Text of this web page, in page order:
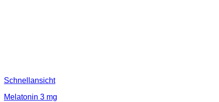
Schnellansicht
Melatonin 3 mg